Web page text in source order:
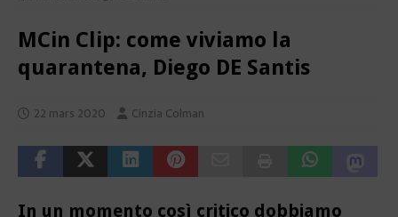
MCin Clip: come viviamo la
quarantena, Diego DE Santis
22 mars 2020 Cinzia Colman
In un momento così critico dobbiamo